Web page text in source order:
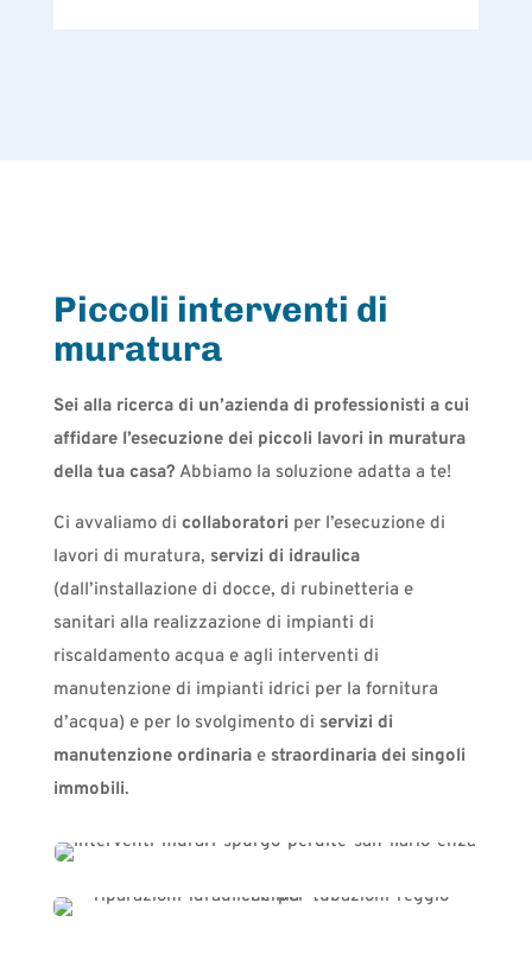
Piccoli interventi di
muratura
Sei alla ricerca di un’azienda di professionisti a cui
affidare l’esecuzione dei piccoli lavori in muratura
della tua casa? Abbiamo la soluzione adatta a te!
Ci avvaliamo di collaboratori per l’esecuzione di
lavori di muratura, servizi di idraulica
(dall’installazione di docce, di rubinetteria e
sanitari alla realizzazione di impianti di
riscaldamento acqua e agli interventi di
manutenzione di impianti idrici per la fornitura
d’acqua) e per lo svolgimento di servizi di
manutenzione ordinariae straordinaria dei singoli
immobili.